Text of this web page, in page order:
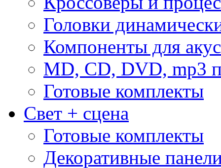
Головки
Компоненты для
MD, CD, DVD, mp3
Готовые комплекты
Свет + сцена
Готовые комплекты
Декоративные